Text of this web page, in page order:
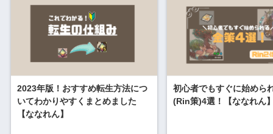
2023年版！おすすめ転生方法につ
いてわかりやすくまとめました
【ななれん】
初心者でもすぐに始めら
(Rin策)4選！【ななれん